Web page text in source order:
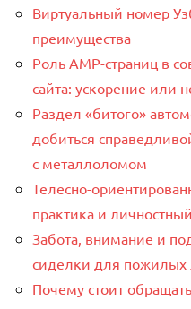
Виртуальный номер
преимущества
Роль AMP-страниц в
сайта: ускорение или
Раздел «битого»
добиться
с металлоломом
Телесно-
практика и
Забота, внимание и
сиделки для
Почему стоит